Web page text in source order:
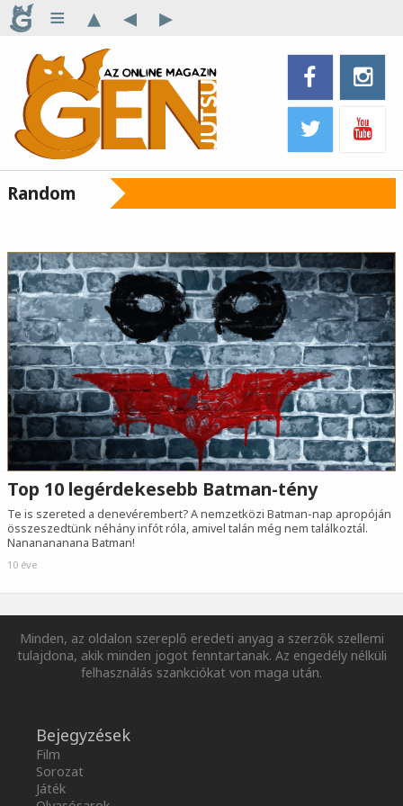
≡ ▴ ◂ ▸
Random
Top 10 legérdekesebb Batman-tény
Te is szereted a denevérembert? A nemzetközi Batman-nap apropóján
összeszedtünk néhány infót róla, amivel talán még nem találkoztál.
Nananananana Batman!
10 éve
Minden, az oldalon szereplő eredeti anyag a szerzők szellemi
tulajdona, akik minden jogot fenntartanak. Az engedély nélküli
felhasználás szankciókat von maga után.
Bejegyzések
Film
Sorozat
Játék